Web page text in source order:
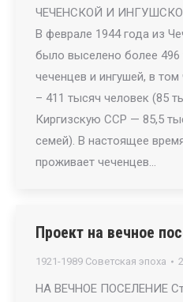
ЧЕЧЕНСКОЙ И
В феврале 1944 года из
было выселено более 496
чеченцев и ингушей, в
– 411 тысяч человек (85
Киргизскую ССР — 85,5
семей). В настоящее
проживает чеченцев…
Проект на вечное
1921-1989 Советская эпоха
НА ВЕЧНОЕ ПОСЕЛЕНИЕ